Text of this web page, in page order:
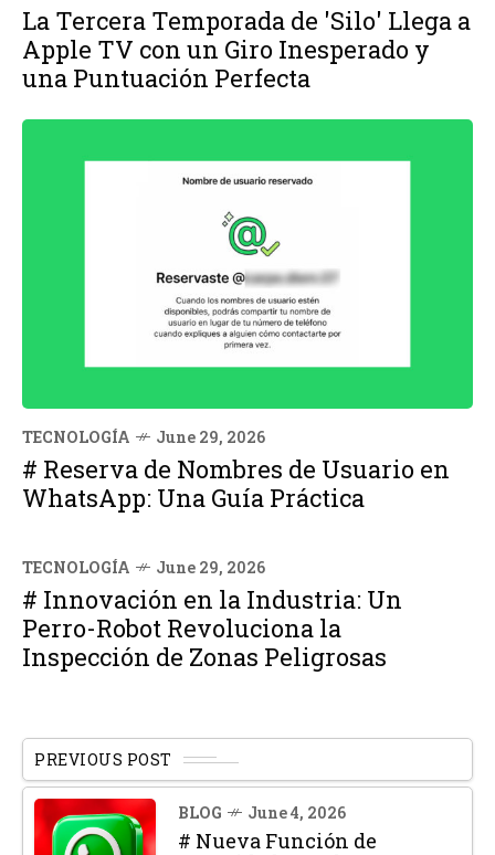
La Tercera Temporada de 'Silo' Llega a
Apple TV con un Giro Inesperado y
una Puntuación Perfecta
TECNOLOGÍA June 29, 2026
# Reserva de Nombres de Usuario en
WhatsApp: Una Guía Práctica
TECNOLOGÍA June 29, 2026
# Innovación en la Industria: Un
Perro-Robot Revoluciona la
Inspección de Zonas Peligrosas
PREVIOUS POST
BLOG June 4, 2026
# Nueva Función de